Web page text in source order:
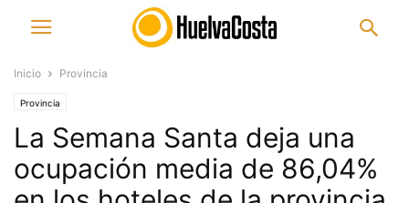
Inicio Provincia
Provincia
La Semana Santa deja una
ocupación media de 86,04%